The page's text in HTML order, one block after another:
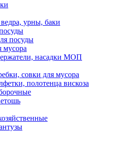
урны, баки
посуды
насадки МОП
совки для мусора
полотенца вискоза